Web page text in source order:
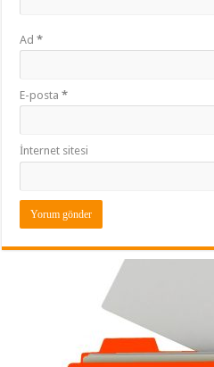
Ad*
E-posta*
İnternet sitesi